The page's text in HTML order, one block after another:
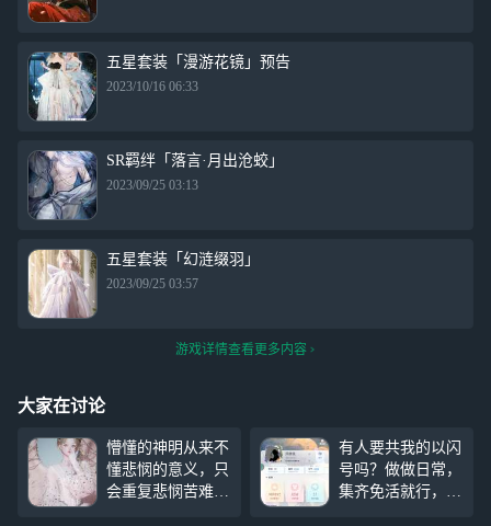
五星套装「漫游花镜」预告
2023/10/16 06:33
SR羁绊「落言·月出沧蛟」
2023/09/25 03:13
五星套装「幻涟缀羽」
2023/09/25 03:57
游戏详情查看更多内容
大家在讨论
懵懂的神明从来不
懂悲悯的意义，只
会重复悲悯苦难
有人要共我的以闪
号吗？做做日常，
集齐免活就行，别